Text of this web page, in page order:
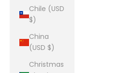
Chile (USD
$)
China
(USD $)
Christmas